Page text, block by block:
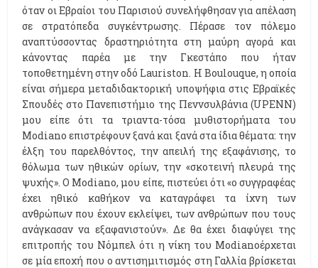
όταν οι Εβραίοι του Παρισιού συνελήφθησαν για απέλαση
σε στρατόπεδα συγκέντρωσης. Πέρασε τον πόλεμο
αναπτύσσοντας δραστηριότητα στη μαύρη αγορά και
κάνοντας παρέα με την Γκεστάπο που ήταν
τοποθετημένη στην οδό Lauriston. Η Boulouque, η οποία
είναι σήμερα μεταδιδακτορική υποψήφια στις Εβραϊκές
Σπουδές στο Πανεπιστήμιο της Πεννσυλβάνια (UPENN)
μου είπε ότι τα τριαντα-τόσα μυθιστορήματα του
Modiano επιστρέφουν ξανά και ξανά στα ίδια θέματα: την
έλξη του παρελθόντος, την απειλή της εξαφάνισης, το
θόλωμα των ηθικών ορίων, την «σκοτεινή πλευρά της
ψυχής». Ο Modiano, μου είπε, πιστεύει ότι «ο συγγραφέας
έχει ηθικό καθήκον να καταγράφει τα ίχνη των
ανθρώπων που έχουν εκλείψει, των ανθρώπων που τους
ανάγκασαν να εξαφανιστούν». Δε θα έχει διαφύγει της
επιτροπής του Νόμπελ ότι η νίκη του Modianoέρχεται
σε μία εποχή που ο αντισημιτισμός στη Γαλλία βρίσκεται